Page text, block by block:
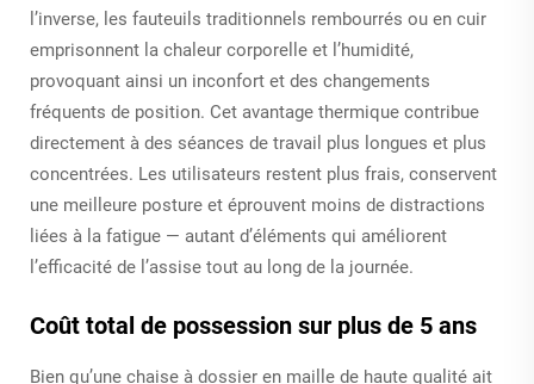
l’inverse, les fauteuils traditionnels rembourrés ou en cuir
emprisonnent la chaleur corporelle et l’humidité,
provoquant ainsi un inconfort et des changements
fréquents de position. Cet avantage thermique contribue
directement à des séances de travail plus longues et plus
concentrées. Les utilisateurs restent plus frais, conservent
une meilleure posture et éprouvent moins de distractions
liées à la fatigue — autant d’éléments qui améliorent
l’efficacité de l’assise tout au long de la journée.
Coût total de possession sur plus de 5 ans
Bien qu’une chaise à dossier en maille de haute qualité ait